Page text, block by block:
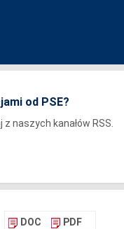
od PSE?
naszych kanałów RSS.
DOC PDF